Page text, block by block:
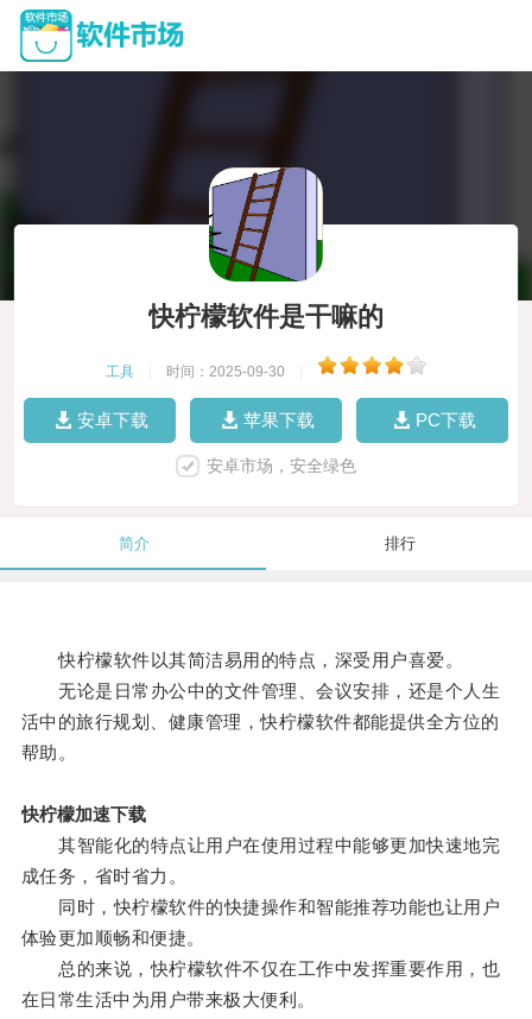
快柠檬软件是干嘛的
工具 时间：2025-09-30
安卓下载 苹果下载 PC下载
安卓市场，安全绿色
简介 排行
快柠檬软件以其简洁易用的特点，深受用户喜爱。
无论是日常办公中的文件管理、会议安排，还是个人生
活中的旅行规划、健康管理，快柠檬软件都能提供全方位的
帮助。
快柠檬加速下载
其智能化的特点让用户在使用过程中能够更加快速地完
成任务，省时省力。
同时，快柠檬软件的快捷操作和智能推荐功能也让用户
体验更加顺畅和便捷。
总的来说，快柠檬软件不仅在工作中发挥重要作用，也
在日常生活中为用户带来极大便利。